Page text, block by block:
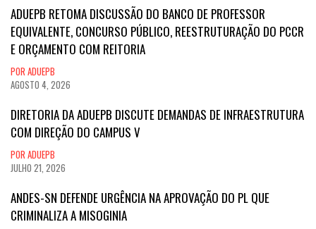
ADUEPB RETOMA DISCUSSÃO DO BANCO DE PROFESSOR
EQUIVALENTE, CONCURSO PÚBLICO, REESTRUTURAÇÃO DO PCCR
E ORÇAMENTO COM REITORIA
POR ADUEPB
AGOSTO 4, 2026
DIRETORIA DA ADUEPB DISCUTE DEMANDAS DE INFRAESTRUTURA
COM DIREÇÃO DO CAMPUS V
POR ADUEPB
JULHO 21, 2026
ANDES-SN DEFENDE URGÊNCIA NA APROVAÇÃO DO PL QUE
CRIMINALIZA A MISOGINIA